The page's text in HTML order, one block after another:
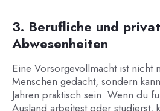
3. Berufliche und
Abwesenheiten
Eine Vorsorgevollmacht ist nicht
Menschen gedacht, sondern
Jahren praktisch sein. Wenn du
Ausland arbeitest oder studierst,